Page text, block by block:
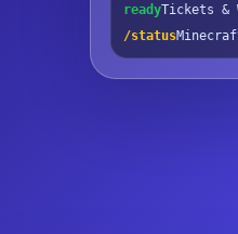
readyTickets &
/status